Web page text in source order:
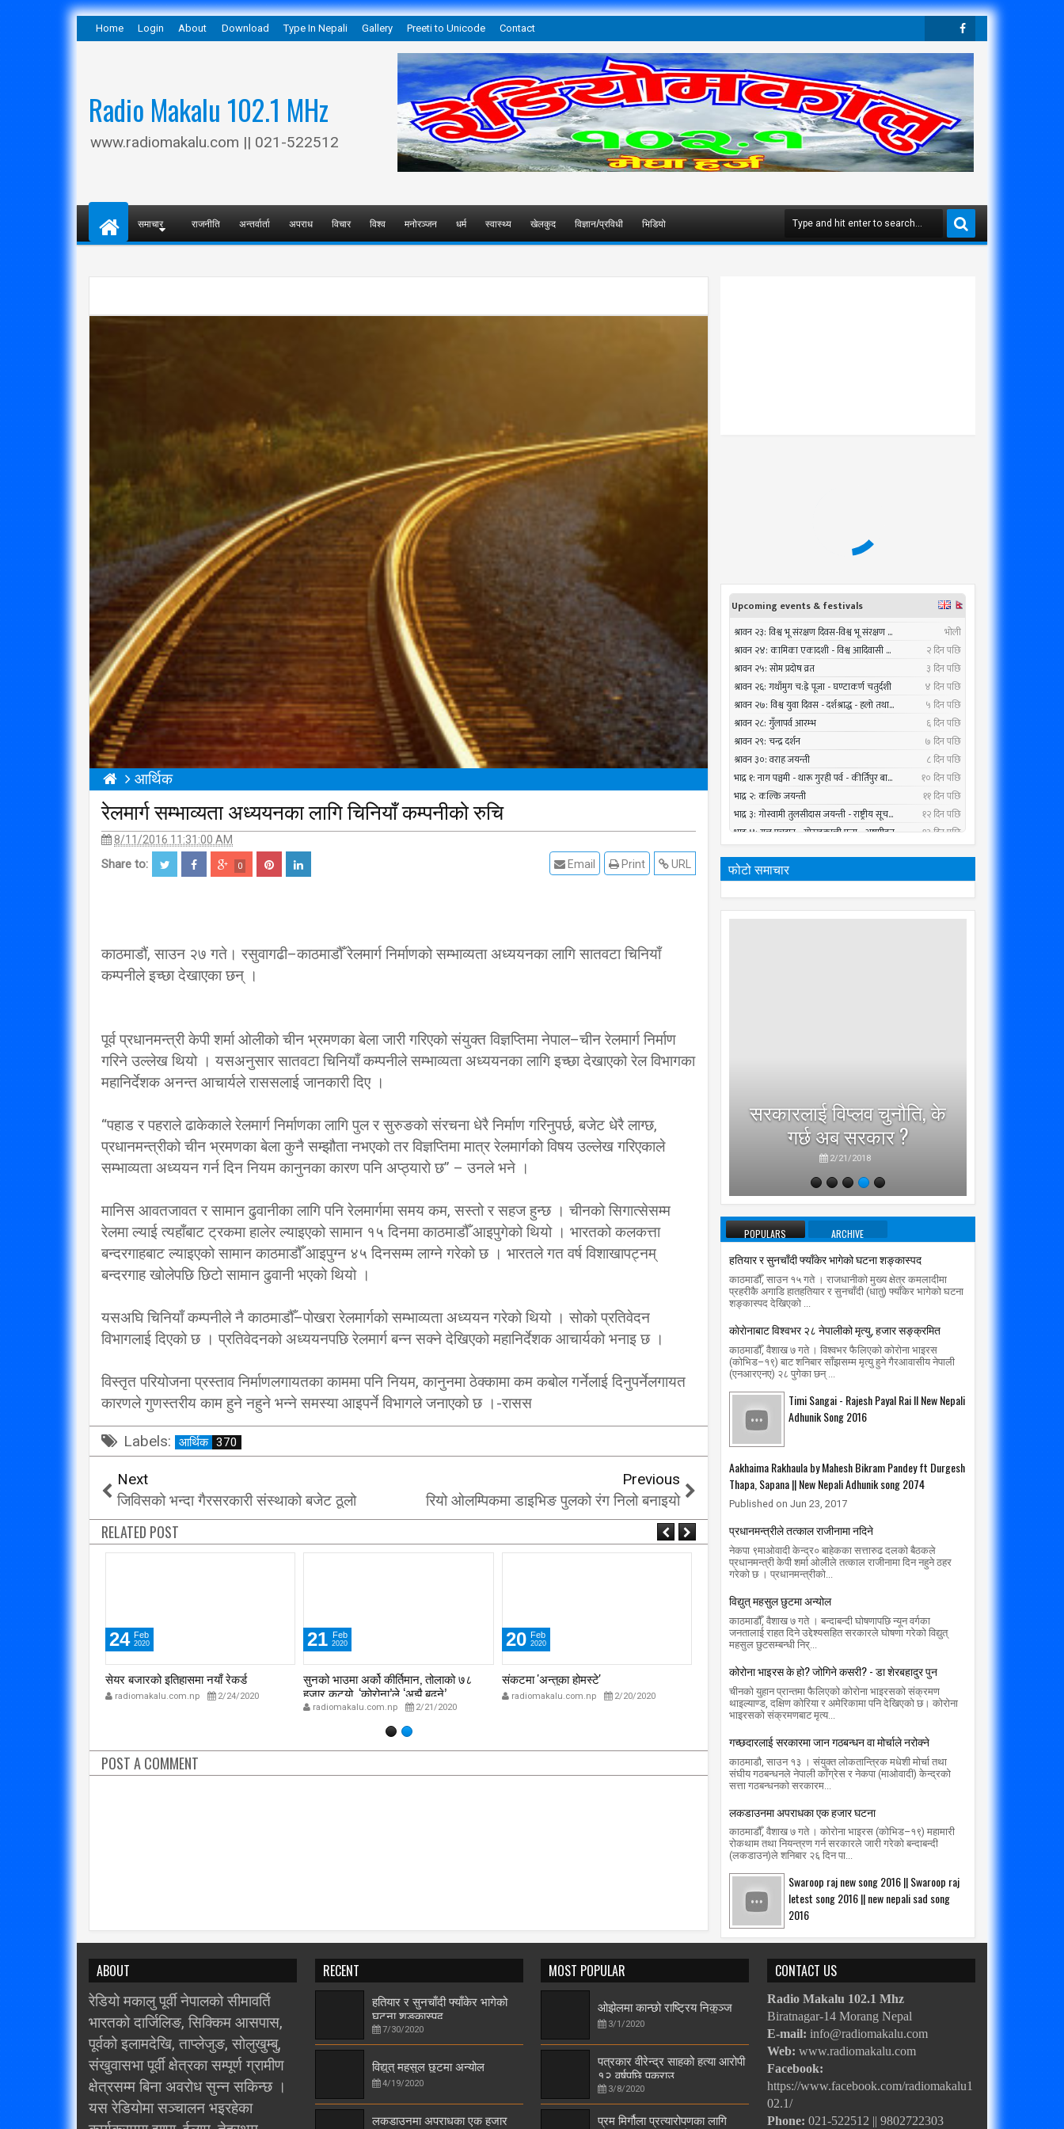
Home Login About Download Type In Nepali Gallery Preeti to Unicode Contact
Face
K
Twit
Radio Makalu 102.1 MHz
www.radiomakalu.com || 021-522512
समाचार राजनीति अन्तर्वार्ता अपराध विचार विश्व मनोरञ्जन धर्म स्वास्थ्य खेलकुद विज्ञान/प्रविधी भिडियो
आर्थिक
रेलमार्ग सम्भाव्यता अध्ययनका लागि चिनियाँ कम्पनीको रुचि
8/11/2016 11:31:00 AM
Share to: 0 URL
Print
Email
काठमाडौं, साउन २७ गते। रसुवागढी–काठमाडौँ रेलमार्ग निर्माणको सम्भाव्यता अध्ययनका लागि सातवटा चिनियाँ
कम्पनीले इच्छा देखाएका छन् ।
पूर्व प्रधानमन्त्री केपी शर्मा ओलीको चीन भ्रमणका बेला जारी गरिएको संयुक्त विज्ञप्तिमा नेपाल–चीन रेलमार्ग निर्माण
गरिने उल्लेख थियो । यसअनुसार सातवटा चिनियाँ कम्पनीले सम्भाव्यता अध्ययनका लागि इच्छा देखाएको रेल विभागका
महानिर्देशक अनन्त आचार्यले राससलाई जानकारी दिए ।
“पहाड र पहराले ढाकेकाले रेलमार्ग निर्माणका लागि पुल र सुरुङको संरचना धेरै निर्माण गरिनुपर्छ, बजेट धेरै लाग्छ,
प्रधानमन्त्रीको चीन भ्रमणका बेला कुनै सम्झौता नभएको तर विज्ञप्तिमा मात्र रेलमार्गको विषय उल्लेख गरिएकाले
सम्भाव्यता अध्ययन गर्न दिन नियम कानुनका कारण पनि अप्ठ्यारो छ” – उनले भने ।
मानिस आवतजावत र सामान ढुवानीका लागि पनि रेलमार्गमा समय कम, सस्तो र सहज हुन्छ । चीनको सिगात्सेसम्म
रेलमा ल्याई त्यहाँबाट ट्रकमा हालेर ल्याइएको सामान १५ दिनमा काठमाडौँ आइपुगेको थियो । भारतको कलकत्ता
बन्दरगाहबाट ल्याइएको सामान काठमाडौँ आइपुग्न ४५ दिनसम्म लाग्ने गरेको छ । भारतले गत वर्ष विशाखापट्नम्
बन्दरगाह खोलेपछि छिटो सामान ढुवानी भएको थियो ।
यसअघि चिनियाँ कम्पनीले नै काठमाडौँ–पोखरा रेलमार्गको सम्भाव्यता अध्ययन गरेको थियो । सोको प्रतिवेदन
विभागलाई दिएको छ । प्रतिवेदनको अध्ययनपछि रेलमार्ग बन्न सक्ने देखिएको महानिर्देशक आचार्यको भनाइ छ ।
विस्तृत परियोजना प्रस्ताव निर्माणलगायतका काममा पनि नियम, कानुनमा ठेक्कामा कम कबोल गर्नेलाई दिनुपर्नेलगायत
कारणले गुणस्तरीय काम हुने नहुने भन्ने समस्या आइपर्ने विभागले जनाएको छ ।-रासस
Labels: आर्थिक 370
Next
जिविसको भन्दा गैरसरकारी संस्थाको बजेट ठूलो
Previous
रियो ओलम्पिकमा डाइभिङ पुलको रंग निलो बनाइयो
RELATED POST
24 Feb
2020
सेयर बजारको इतिहासमा नयाँ रेकर्ड
radiomakalu.com.np 2/24/2020
21 Feb
2020
सुनको भाउमा अर्को कीर्तिमान, तोलाको ७८
हजार कट्यो, ‘कोरोना’ले ‘अझै बढ्ने’
radiomakalu.com.np 2/21/2020
20 Feb
2020
संकटमा 'अन्तुका होमस्टे'
radiomakalu.com.np 2/20/2020
Mar
2020
ओझेलमा कान्छो राष्ट्रिय निकुञ्ज
radiomakalu.com.np 3/1/2020
01 Mar
वन्यजन्तु बन्न सक्छन् समृद्धिको आधार
radiomakalu.com.np
POST A COMMENT
फोटो समाचार
2/20/2020
प्रतिपक्षबिनाको सदन हुँदैन–
उपनेता गच्छदार
3/11/2018
दायराभित्र आएर हिँड्नुको
विकल्प छैन् : मुख्यमन्त्री राई
सरकारलाई विप्लव चुनौति, के
गर्छ अब सरकार ?
2/21/2018
POPULARS ARCHIVE
हतियार र सुनचाँदी फ्याँकेर भागेको घटना शङ्कास्पद
काठमाडौँ, साउन १५ गते । राजधानीको मुख्य क्षेत्र कमलादीमा
प्रहरीकै अगाडि हातहतियार र सुनचाँदी (धातु) फ्याँकेर भागेको घटना
शङ्कास्पद देखिएको ...
काेराेनाबाट विश्वभर २८ नेपालीको मृत्यु, हजार सङ्क्रमित
काठमाडौँ, वैशाख ७ गते । विश्वभर फैलिएको कोरोना भाइरस
(कोभिड–१९) बाट शनिबार साँझसम्म मृत्यु हुने गैरआवासीय नेपाली
(एनआरएनए) २८ पुगेका छन् ...
Timi Sangai - Rajesh Payal Rai ll New Nepali
Adhunik Song 2016
Aakhaima Rakhaula by Mahesh Bikram Pandey ft Durgesh
Thapa, Sapana || New Nepali Adhunik song 2074
Published on Jun 23, 2017
प्रधानमन्त्रीले तत्काल राजीनामा नदिने
नेकपा ९माओवादी केन्द्र० बाहेकका सत्तारुढ दलको बैठकले
प्रधानमन्त्री केपी शर्मा ओलीले तत्काल राजीनामा दिन नहुने ठहर
गरेको छ । प्रधानमन्त्रीको...
विद्युत् महसुल छुटमा अन्योल
काठमाडौँ, वैशाख ७ गते । बन्दाबन्दी घोषणापछि न्यून वर्गका
जनतालाई राहत दिने उद्देश्यसहित सरकारले घोषणा गरेको विद्युत्
महसुल छुटसम्बन्धी निर्...
कोरोना भाइरस के हो? जोगिने कसरी? - डा शेरबहादुर पुन
चीनको युहान प्रान्तमा फैलिएको कोरोना भाइरसको संक्रमण
थाइल्याण्ड, दक्षिण कोरिया र अमेरिकामा पनि देखिएको छ। कोरोना
भाइरसको संक्रमणबाट मृत्य...
गच्छदारलाई सरकारमा जान गठबन्धन वा मोर्चाले नरोक्ने
काठमाडौ, साउन १३ । संयुक्त लोकतान्त्रिक मधेशी मोर्चा तथा
संघीय गठबन्धनले नेपाली काँग्रेस र नेकपा (माओवादी) केन्द्रको
सत्ता गठबन्धनको सरकारम...
लकडाउनमा अपराधका एक हजार घटना
काठमाडौँ, वैशाख ७ गते । कोरोना भाइरस (कोभिड–१९) महामारी
रोकथाम तथा नियन्त्रण गर्न सरकारले जारी गरेको बन्दाबन्दी
(लकडाउन)ले शनिबार २६ दिन पा...
Swaroop raj new song 2016 || Swaroop raj
letest song 2016 || new nepali sad song
2016
ABOUT
रेडियो मकालु पूर्वी नेपालको सीमावर्ति
भारतको दार्जिलिङ, सिक्किम आसपास,
पूर्वको इलामदेखि, ताप्लेजुङ, सोलुखुम्बु,
संखुवासभा पूर्वी क्षेत्रका सम्पूर्ण ग्रामीण
क्षेत्रसम्म बिना अवरोध सुन्न सकिन्छ ।
यस रेडियोमा सञ्चालन भइरहेका
RECENT
हतियार र सुनचाँदी फ्याँकेर भागेको
घटना शङ्कास्पद
7/30/2020
विद्युत् महसुल छुटमा अन्योल
4/19/2020
लकडाउनमा अपराधका एक हजार
MOST POPULAR
ओझेलमा कान्छो राष्ट्रिय निकुञ्ज
3/1/2020
पत्रकार वीरेन्द्र साहको हत्या आरोपी
१२ वर्षपछि पक्राउ
3/8/2020
प्रम मिर्गौला प्रत्यारोपणका लागि
CONTACT US
Radio Makalu 102.1 Mhz
Biratnagar-14 Morang Nepal
E-mail: info@radiomakalu.com
Web: www.radiomakalu.com
Facebook:
https://www.facebook.com/radiomakalu1
02.1/
Phone: 021-522512 || 9802722303